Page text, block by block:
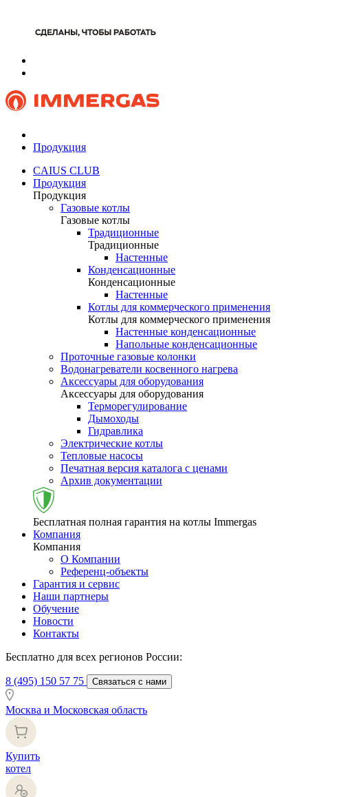
Продукция
CAIUS CLUB
Продукция
Продукция
Газовые котлы
Газовые котлы
Традиционные
Традиционные
Настенные
Конденсационные
Конденсационные
Настенные
Котлы для коммерческого применения
Котлы для коммерческого применения
Настенные конденсационные
Напольные конденсационные
Проточные газовые колонки
Водонагреватели косвенного нагрева
Аксессуары для оборудования
Аксессуары для оборудования
Терморегулирование
Дымоходы
Гидравлика
Электрические котлы
Тепловые насосы
Печатная версия каталога с ценами
Архив документации
Бесплатная полная гарантия на котлы Immergas
Компания
Компания
О Компании
Референц-объекты
Гарантия и сервис
Наши партнеры
Обучение
Новости
Контакты
Бесплатно для всех регионов России:
8 (495) 150 57 75 Связаться с нами
Москва и Московская область
Купить
котел